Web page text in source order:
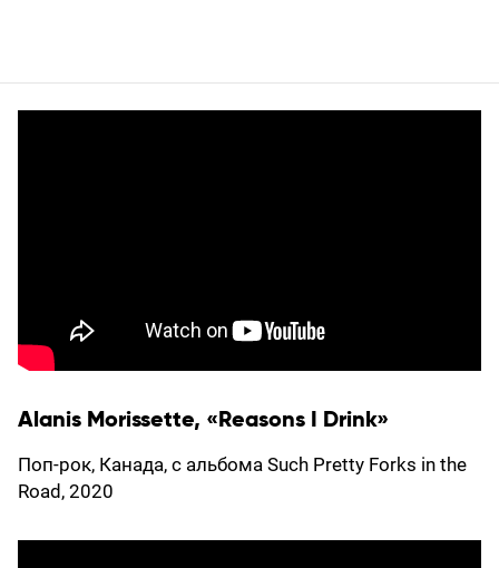
Alanis Morissette, «Reasons I Drink»
Поп-рок, Канада, с альбома Such Pretty Forks in the
Road, 2020